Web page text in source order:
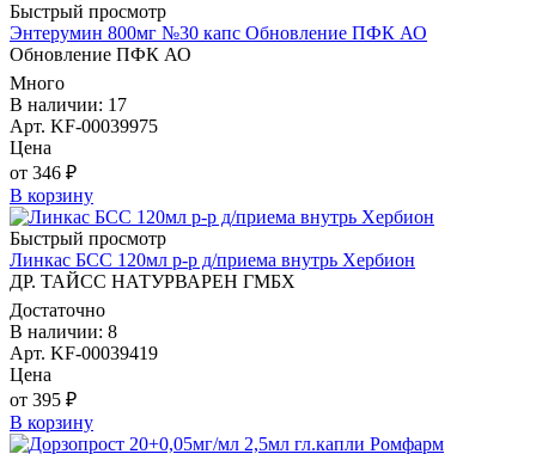
Быстрый просмотр
Энтерумин 800мг №30 капс Обновление ПФК АО
Обновление ПФК АО
Много
В наличии: 17
Арт. KF-00039975
Цена
от 346 ₽
В корзину
Быстрый просмотр
Линкас БСС 120мл р-р д/приема внутрь Хербион
ДР. ТАЙСС НАТУРВАРЕН ГМБХ
Достаточно
В наличии: 8
Арт. KF-00039419
Цена
от 395 ₽
В корзину